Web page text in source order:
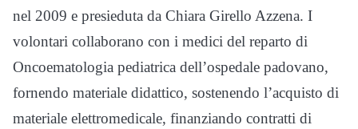
nel 2009 e presieduta da Chiara Girello Azzena. I
volontari collaborano con i medici del reparto di
Oncoematologia pediatrica dell’ospedale padovano,
fornendo materiale didattico, sostenendo l’acquisto di
materiale elettromedicale, finanziando contratti di